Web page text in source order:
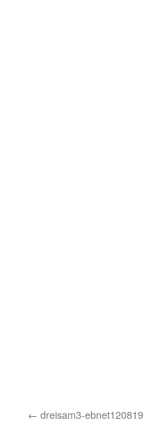
dreisam3-ebnet120819